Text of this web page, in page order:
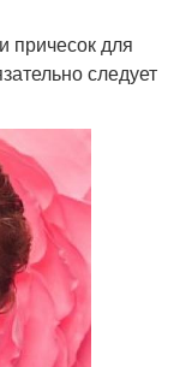
причесок для
следует